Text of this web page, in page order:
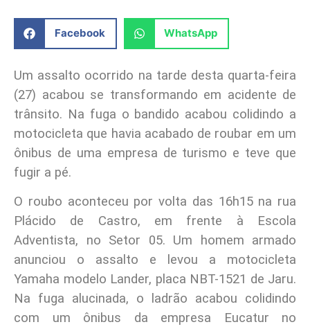
Facebook WhatsApp
Um assalto ocorrido na tarde desta quarta-feira
(27) acabou se transformando em acidente de
trânsito. Na fuga o bandido acabou colidindo a
motocicleta que havia acabado de roubar em um
ônibus de uma empresa de turismo e teve que
fugir a pé.
O roubo aconteceu por volta das 16h15 na rua
Plácido de Castro, em frente à Escola
Adventista, no Setor 05. Um homem armado
anunciou o assalto e levou a motocicleta
Yamaha modelo Lander, placa NBT-1521 de Jaru.
Na fuga alucinada, o ladrão acabou colidindo
com um ônibus da empresa Eucatur no